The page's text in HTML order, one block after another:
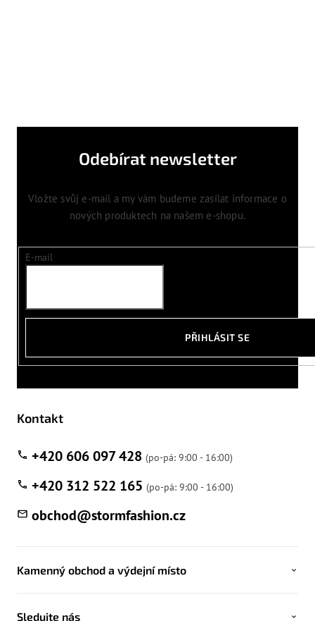
Odebírat newsletter
Vložte svůj e-mail a my vám budeme zasílat informace o
nových produktech na našem e-shopu.
E-mail
PŘIHLÁSIT SE
Kontakt
obchod@stormfashion.cz
+420 606 097 428
+420 312 522 165
Kamenný obchod a výdejní místo
Sledujte nás